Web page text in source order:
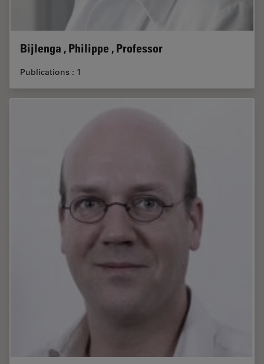
Bijlenga , Philippe , Professor
Publications : 1